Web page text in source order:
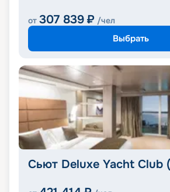
от 307 839 ₽ /чел
Выбрать
Сьют Deluxe Yacht Club